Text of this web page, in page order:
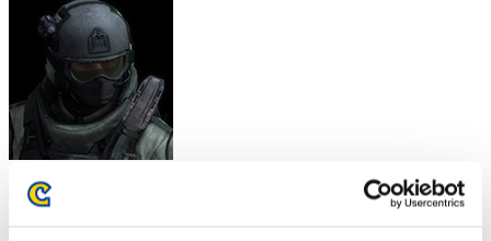
Julius der 111
スコア:Lv:79/04'05"59